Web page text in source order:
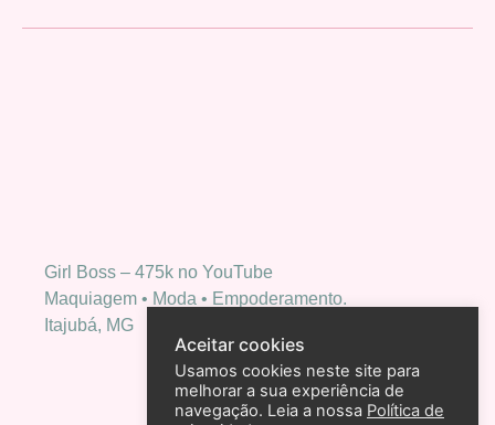
Girl Boss – 475k no YouTube
Maquiagem • Moda • Empoderamento.
Itajubá, MG
Aceitar cookies
Usamos cookies neste site para
melhorar a sua experiência de
navegação. Leia a nossa Política de